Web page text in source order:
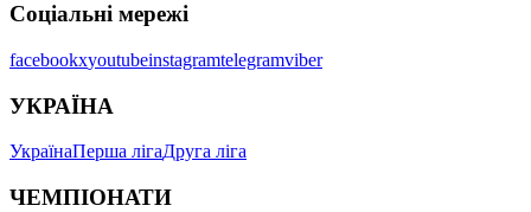
Соціальні мережі
facebookxyoutubeinstagramtelegramviber
УКРАЇНА
УкраїнаПерша лігаДруга ліга
ЧЕМПІОНАТИ